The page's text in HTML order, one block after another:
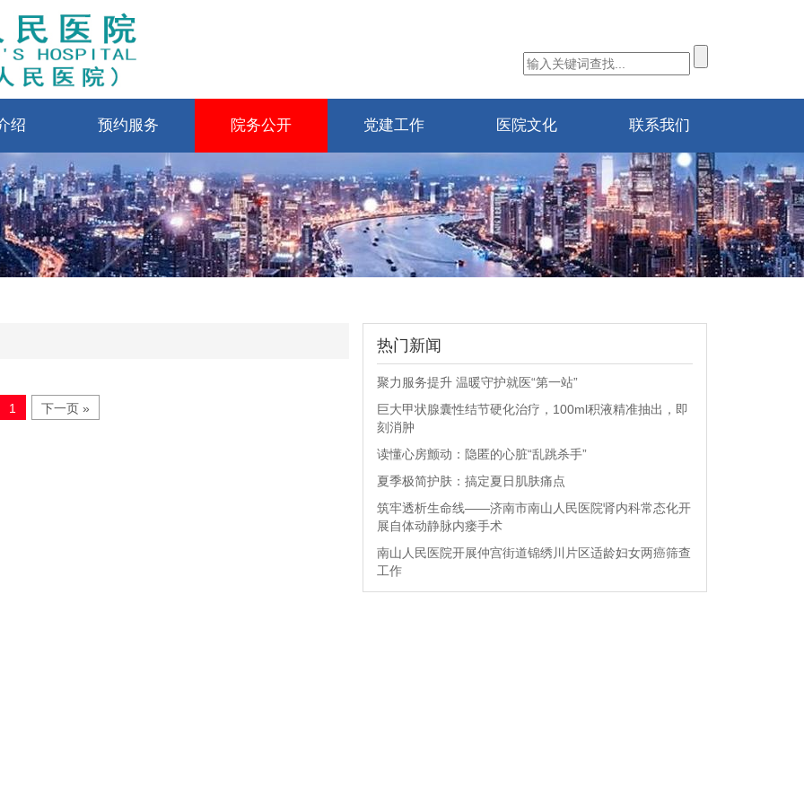
绍 预约服务 院务公开 党建工作 医院文化 联系我们
1 下一页 »
热门新闻
聚力服务提升 温暖守护就医“第一站”
巨大甲状腺囊性结节硬化治疗，100ml积液精准抽出，即
刻消肿
读懂心房颤动：隐匿的心脏“乱跳杀手”
夏季极简护肤：搞定夏日肌肤痛点
筑牢透析生命线——济南市南山人民医院肾内科常态化开
展自体动静脉内瘘手术
南山人民医院开展仲宫街道锦绣川片区适龄妇女两癌筛查
工作